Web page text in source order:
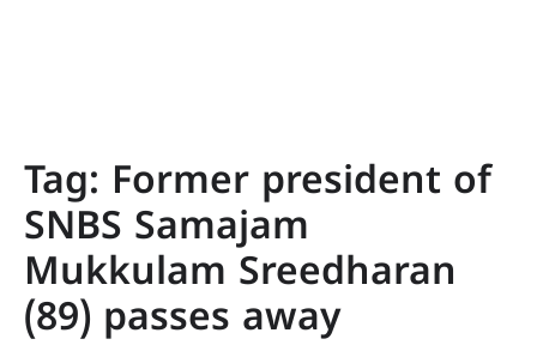
Tag: Former president of
SNBS Samajam
Mukkulam Sreedharan
(89) passes away